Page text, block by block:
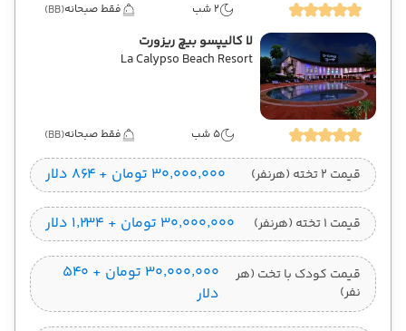
2 شب فقط صبحانه(BB)
لا کالیپسو بیچ ریزورت
La Calypso Beach Resort
5 شب فقط صبحانه(BB)
قیمت 2 تخته (هرنفر) ۳۰٬۰۰۰٬۰۰۰ تومان + ۸۶۴ دلار
قیمت 1 تخته (هرنفر) ۳۰٬۰۰۰٬۰۰۰ تومان + ۱٬۲۳۴ دلار
قیمت کودک با تخت (هر
نفر)
۳۰٬۰۰۰٬۰۰۰ تومان + ۵۴۰
دلار